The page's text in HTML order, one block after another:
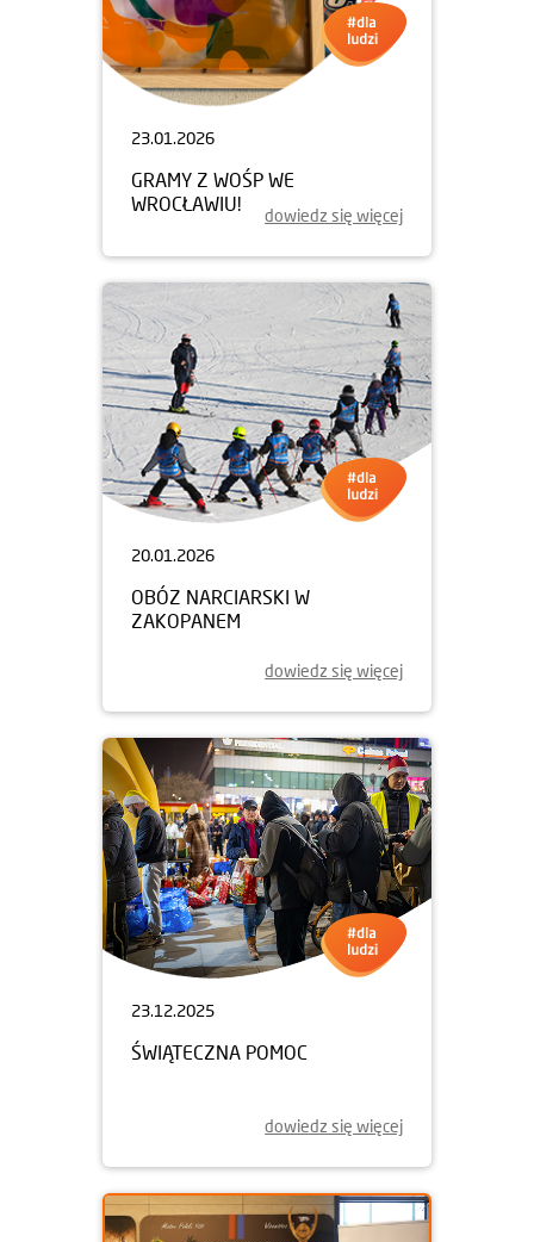
23.01.2026
GRAMY Z WOŚP WE
WROCŁAWIU!
dowiedz się więcej
20.01.2026
OBÓZ NARCIARSKI W
ZAKOPANEM
dowiedz się więcej
23.12.2025
ŚWIĄTECZNA POMOC
dowiedz się więcej